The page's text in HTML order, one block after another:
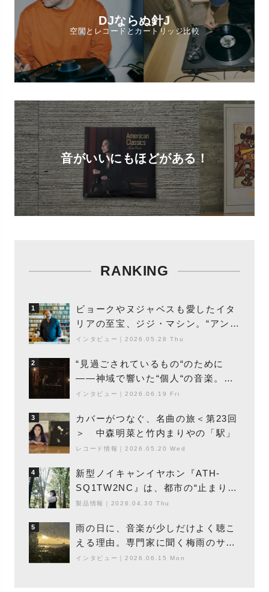
DJならぬ針J
空間とレコードとカートリッジ比較
音がいいにもほどがある！
RANKING
1
ビョークやヌジャベスも愛したイタ
リアの至宝、ジジ・マシン。“アンビ
エントの巨匠”が明かす創作の原点
インタビュー 2026.05.28 Thu
2
“見過ごされているもの“のために
――神域で響いた“個人“の音楽。冥
丁の『赤城 夜神楽』をレポート
インタビュー 2026.06.19 Fri
3
カバーがつなぐ、名曲の旅＜第23回
＞ 中森明菜と竹内まりやの「駅」
レコード情報 2026.05.20 Wed
4
新型ノイキャンイヤホン『ATH-
SQ1TW2NC』は、都市の“止まり
木”になり得るーシンガーソングライ
製品情報 2026.04.30 Thu
5
雨の日に、音楽が少しだけよく聴こ
える理由。専門家に聞く梅雨のサウ
ンドスケープ
インタビュー 2026.06.15 Mon